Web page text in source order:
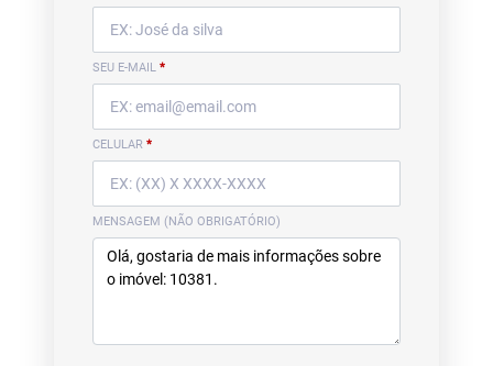
SEU E-MAIL *
CELULAR *
MENSAGEM (NÃO OBRIGATÓRIO)